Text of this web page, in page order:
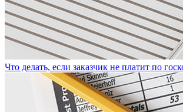
Что делать, если заказчик не платит по